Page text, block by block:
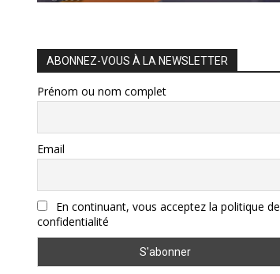
ABONNEZ-VOUS À LA NEWSLETTER
Prénom ou nom complet
Email
En continuant, vous acceptez la politique de
confidentialité